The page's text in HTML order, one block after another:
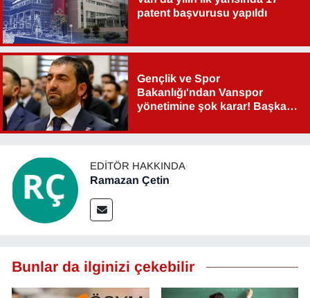
patent başvurusu yapıldı
Gençlik ve Spor
Bakanlığı'ndan Vanspor
yönetimine şok karar! Başkan
EDITÖR HAKKINDA
Ramazan Çetin
Bunlar da ilginizi çekebilir